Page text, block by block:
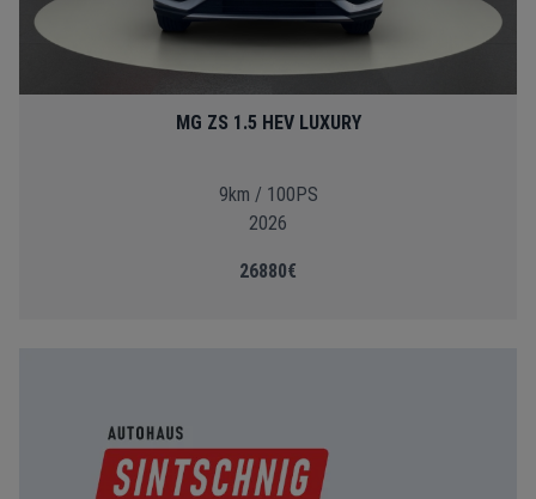
MG ZS 1.5 HEV LUXURY
9km / 100PS
2026
26880€